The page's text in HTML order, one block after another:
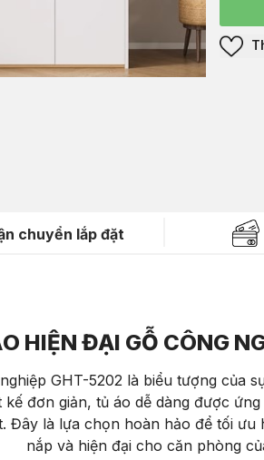
chuyển lắp đặt
HIỆN ĐẠI GỖ CÔNG
GHT-5202 là biểu tượng của
kế đơn giản, tủ áo dễ dàng được
Đây là lựa chọn hoàn hảo để tối ưu
nắp và hiện đại cho căn phòng